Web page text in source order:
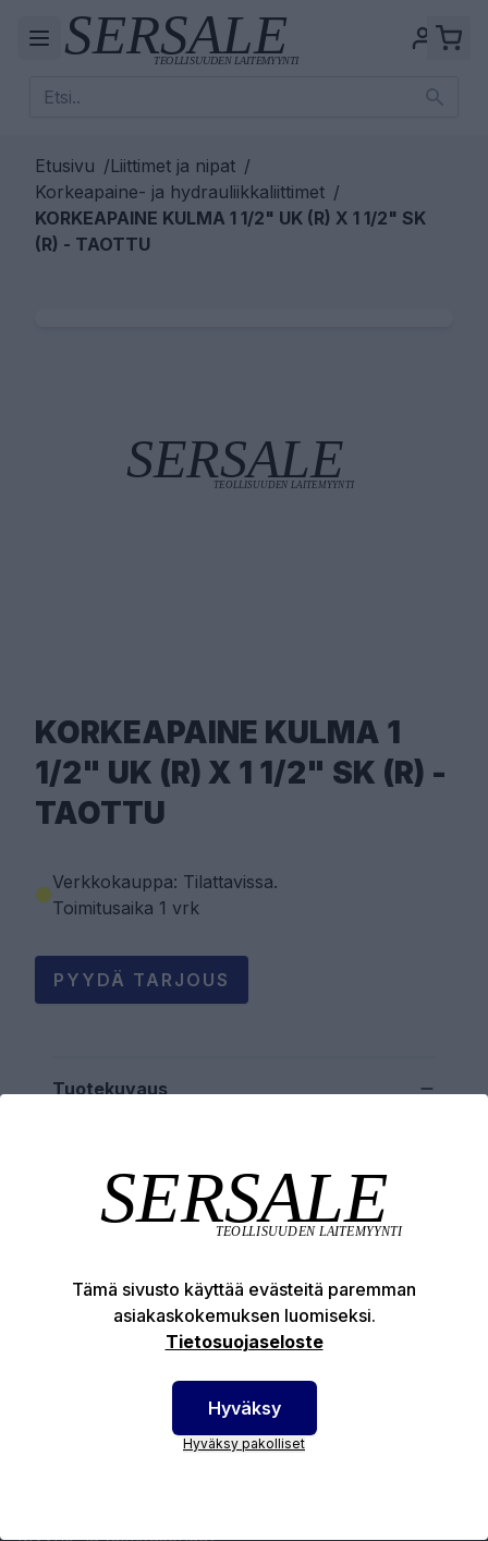
Etusivu /Liittimet ja nipat /
Korkeapaine- ja hydrauliikkaliittimet /
KORKEAPAINE KULMA 1 1/2" UK (R) X 1 1/2" SK
(R) - TAOTTU
KORKEAPAINE KULMA 1
1/2" UK (R) X 1 1/2" SK (R) -
TAOTTU
Verkkokauppa: Tilattavissa.
Toimitusaika 1 vrk
PYYDÄ TARJOUS
Tuotekuvaus
SERSALE OY MAALAUSLAITTEIDEN ERIKOISLIIKE
Myynti- ja toimitusehdot
Tämä sivusto käyttää evästeitä paremman
asiakaskokemuksen luomiseksi.
Tietosuojaseloste
Hyväksy
Hyväksy pakolliset